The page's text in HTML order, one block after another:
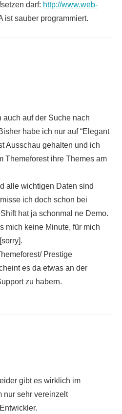
darf: http://www.web-
ist sauber programmiert.
auch auf der Suche nach
habe ich nur auf “Elegant
Ausschau gehalten und ich
Themeforest ihre Themes am
alle wichtigen Daten sind
ich doch schon bei
hat ja schonmal ne Demo.
mich keine Minute, für mich
Prestige
es da etwas an der
zu habern.
gibt es wirklich im
nur sehr vereinzelt